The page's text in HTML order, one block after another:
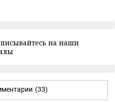
на наши
(33)